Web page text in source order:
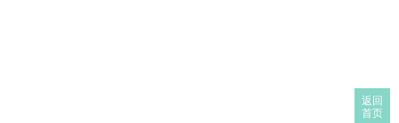
返回
首页